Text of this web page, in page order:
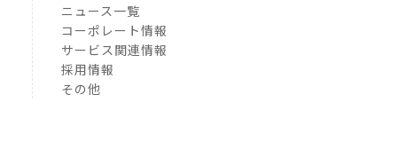
ニュース一覧
コーポレート情報
サービス関連情報
採用情報
その他